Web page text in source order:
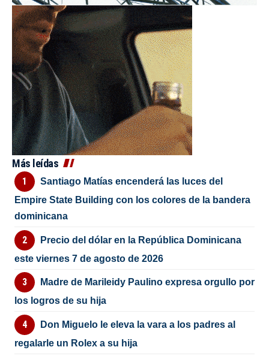
Más leídas
Santiago Matías encenderá las luces del
Empire State Building con los colores de la bandera
dominicana
Precio del dólar en la República Dominicana
este viernes 7 de agosto de 2026
Madre de Marileidy Paulino expresa orgullo por
los logros de su hija
Don Miguelo le eleva la vara a los padres al
regalarle un Rolex a su hija